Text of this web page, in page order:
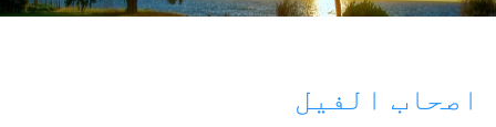
اصحاب الفیل